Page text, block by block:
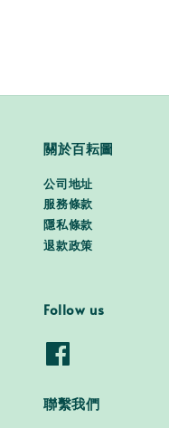
關於百耘圖
公司地址
服務條款
隱私條款
退款政策
Follow us
聯繫我們